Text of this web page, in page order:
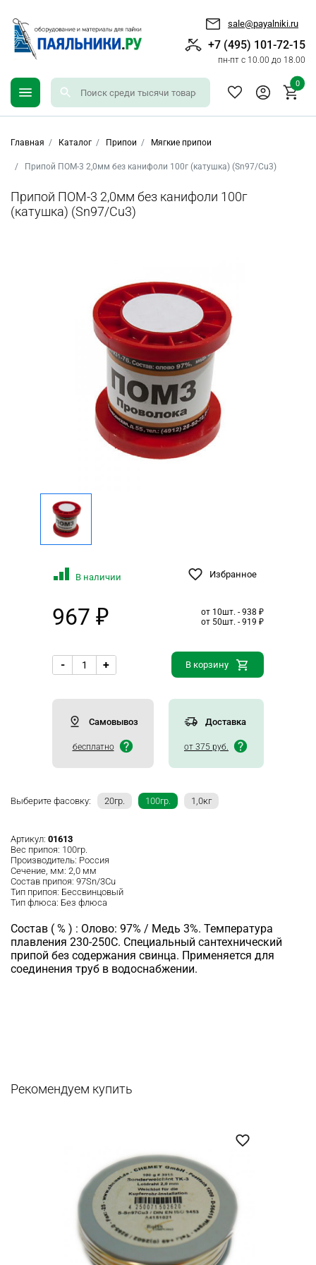
sale@payalniki.ru
+7 (495) 101-72-15
пн-пт с 10.00 до 18.00
0
Главная Каталог Припои Мягкие припои
Припой ПОМ-3 2,0мм без канифоли 100г (катушка) (Sn97/Cu3)
Припой ПОМ-3 2,0мм без канифоли 100г
(катушка) (Sn97/Cu3)
В наличии Избранное
967 ₽
от 10шт. - 938 ₽
от 50шт. - 919 ₽
- + В корзину
Самовывоз
бесплатно
Доставка
от 375 руб.
Выберите фасовку: 20гр. 100гр. 1,0кг
Артикул: 01613
Вес припоя: 100гр.
Производитель: Россия
Сечение, мм: 2,0 мм
Состав припоя: 97Sn/3Cu
Тип припоя: Бессвинцовый
Тип флюса: Без флюса
Состав ( % ) : Олово: 97% / Медь 3%. Температура
плавления 230-250С. Специальный сантехнический
припой без содержания свинца. Применяется для
соединения труб в водоснабжении.
Рекомендуем купить